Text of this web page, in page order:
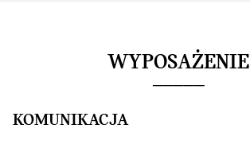
WYPOSAŻENIE
KOMUNIKACJA